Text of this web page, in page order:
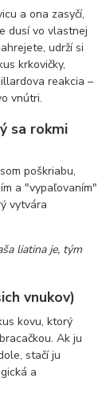
a ona zasyčí,
dusí vo vlastnej
udrží si
krkovičky,
reakcia –
vnútri.
sa rokmi
poškriabu,
a "vypaľovaním"
vytvára
liatina je, tým
vnukov)
kovu, ktorý
Ak ju
stačí ju
a